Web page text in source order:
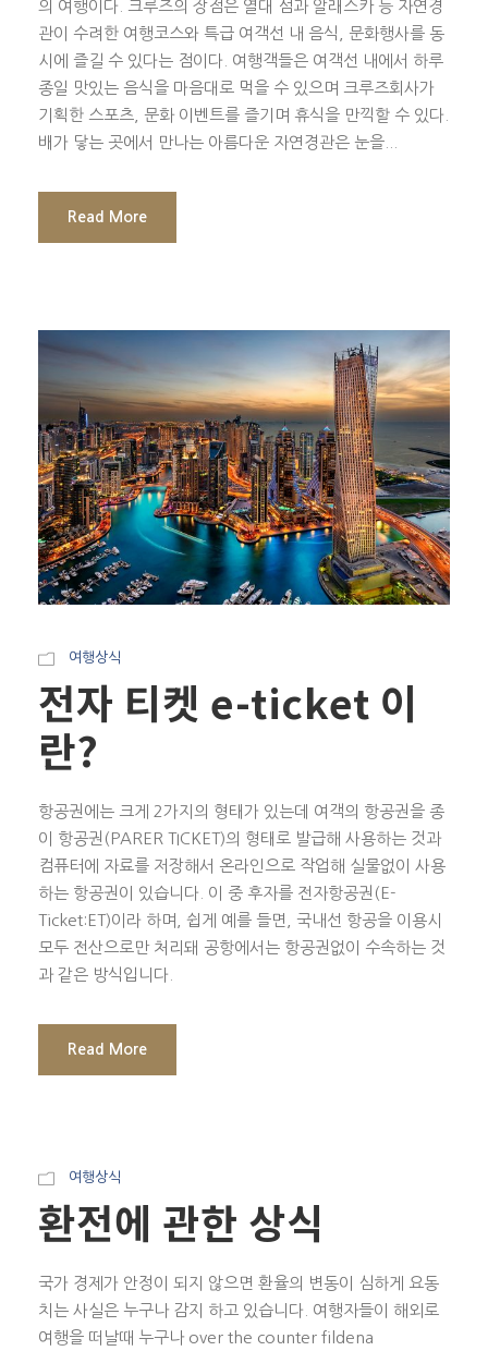
의 여행이다. 크루즈의 장점은 열대 섬과 알래스카 등 자연경
관이 수려한 여행코스와 특급 여객선 내 음식, 문화행사를 동
시에 즐길 수 있다는 점이다. 여행객들은 여객선 내에서 하루
종일 맛있는 음식을 마음대로 먹을 수 있으며 크루즈회사가
기획한 스포츠, 문화 이벤트를 즐기며 휴식을 만끽할 수 있다.
배가 닿는 곳에서 만나는 아름다운 자연경관은 눈을...
Read More
여행상식
전자 티켓 e-ticket 이
란?
항공권에는 크게 2가지의 형태가 있는데 여객의 항공권을 종
이 항공권(PARER TICKET)의 형태로 발급해 사용하는 것과
컴퓨터에 자료를 저장해서 온라인으로 작업해 실물없이 사용
하는 항공권이 있습니다. 이 중 후자를 전자항공권(E-
Ticket:ET)이라 하며, 쉽게 예를 들면, 국내선 항공을 이용시
모두 전산으로만 처리돼 공항에서는 항공권없이 수속하는 것
과 같은 방식입니다.
Read More
여행상식
환전에 관한 상식
국가 경제가 안정이 되지 않으면 환율의 변동이 심하게 요동
치는 사실은 누구나 감지 하고 있습니다. 여행자들이 해외로
여행을 떠날때 누구나 over the counter fildena